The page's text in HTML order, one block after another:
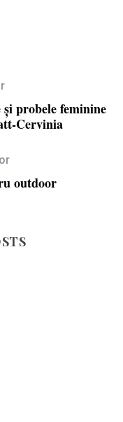
probele feminine
Cervinia
outdoor